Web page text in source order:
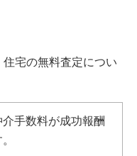
宅の無料査定につい
手数料が成功報酬